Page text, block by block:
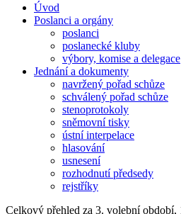
Úvod
Poslanci a orgány
poslanci
poslanecké kluby
výbory, komise a delegace
Jednání a dokumenty
navržený pořad schůze
schválený pořad schůze
stenoprotokoly
sněmovní tisky
ústní interpelace
hlasování
usnesení
rozhodnutí předsedy
rejstříky
Celkový přehled za 3. volební období,